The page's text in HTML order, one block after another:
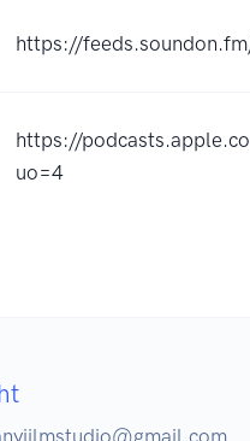
https://
https://
uo=4